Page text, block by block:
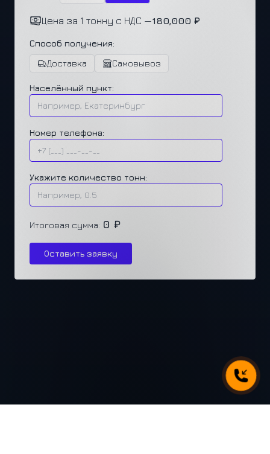
Цена за 1 тонну с НДС —180,000 ₽
Способ получения:
Доставка
Самовывоз
Населённый пункт:
Номер телефона:
Укажите количество тонн:
Итоговая сумма: 0 ₽
Оставить заявку